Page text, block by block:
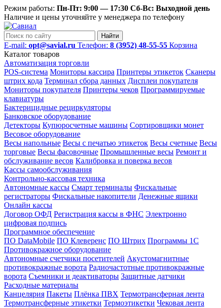
Режим работы: Пн-Пт: 9:00 — 17:30 Сб-Вс: Выходной день
Наличие и цены уточняйте у менеджера по телефону
Найти
E-mail: opt@savial.ru Телефон: 8 (3952) 48-55-55 Корзина
Каталог товаров
Автоматизация торговли
POS-система Мониторы кассира Принтеры этикеток Сканеры
штрих кода Терминал сбора данных Дисплеи покупателя
Мониторы покупателя Принтеры чеков Программируемые
клавиатуры
Бактерицидные рециркуляторы
Банковское оборудование
Детекторы Купюросчетные машины Сортировщики монет
Весовое оборудование
Весы напольные Весы с печатью этикеток Весы счетные Весы
торговые Весы фасовочные Промышленные весы Ремонт и
обслуживание весов Калибровка и поверка весов
Кассы самообслуживания
Контрольно-кассовая техника
Автономные кассы Смарт терминалы Фискальные
регистраторы Фискальные накопители Денежные ящики
Онлайн кассы
Договор ОФД Регистрация кассы в ФНС Электронно
цифровая подпись
Программное обеспечение
ПО DataMobile ПО Клеверенс ПО Штрих Программы 1С
Противокражное оборудование
Автономные счетчики посетителей Акустомагнитные
противокражные ворота Радиочастотные противокражные
ворота Съемники и деактиваторы Защитные датчики
Расходные материалы
Канцелярия Пакеты Плёнка ПВХ Термотрансферная лента
Термотрансферные этикетки Термоэтикетки Чековая лента